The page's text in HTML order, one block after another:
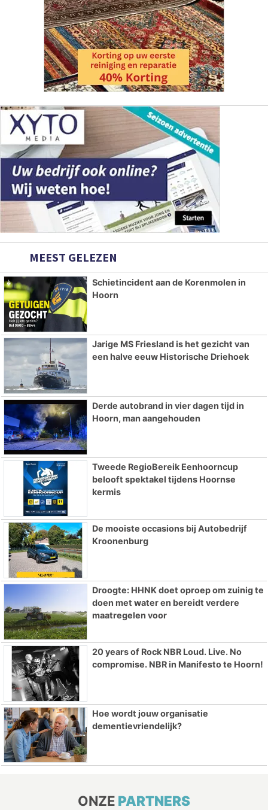
MEEST GELEZEN
Schietincident aan de Korenmolen in
Hoorn
Jarige MS Friesland is het gezicht van
een halve eeuw Historische Driehoek
Derde autobrand in vier dagen tijd in
Hoorn, man aangehouden
Tweede RegioBereik Eenhoorncup
belooft spektakel tijdens Hoornse
kermis
De mooiste occasions bij Autobedrijf
Kroonenburg
Droogte: HHNK doet oproep om zuinig te
doen met water en bereidt verdere
maatregelen voor
20 years of Rock NBR Loud. Live. No
compromise. NBR in Manifesto te Hoorn!
Hoe wordt jouw organisatie
dementievriendelijk?
ONZE PARTNERS